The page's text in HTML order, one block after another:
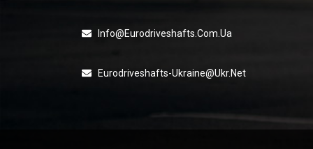
Info@eurodriveshafts.com.ua
Eurodriveshafts-Ukraine@ukr.net